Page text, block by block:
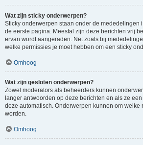
Wat zijn sticky onderwerpen?
Sticky onderwerpen staan onder de mededelingen
de eerste pagina. Meestal zijn deze berichten vrij
ervan wordt aangeraden. Net zoals bij
welke permissies je moet hebben om een sticky
Omhoog
Wat zijn gesloten onderwerpen?
Zowel moderators als beheerders kunnen
langer antwoorden op deze berichten en als ze
deze automatisch. Onderwerpen kunnen om welke
worden.
Omhoog